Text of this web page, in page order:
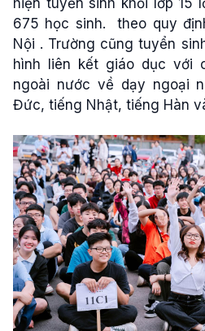
hiện tuyển sinh khối lớp 15
675 học sinh.
theo quy
Nội . Trường cũng tuyển
hình liên kết giáo dục với
ngoài nước về dạy ngoại
Đức, tiếng Nhật, tiếng Hàn